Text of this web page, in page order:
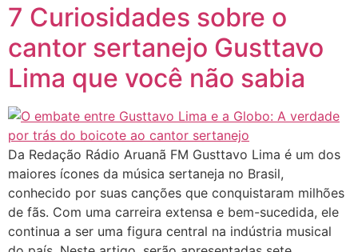
7 Curiosidades sobre o
cantor sertanejo Gusttavo
Lima que você não sabia
Da Redação Rádio Aruanã FM Gusttavo Lima é um dos
maiores ícones da música sertaneja no Brasil,
conhecido por suas canções que conquistaram milhões
de fãs. Com uma carreira extensa e bem-sucedida, ele
continua a ser uma figura central na indústria musical